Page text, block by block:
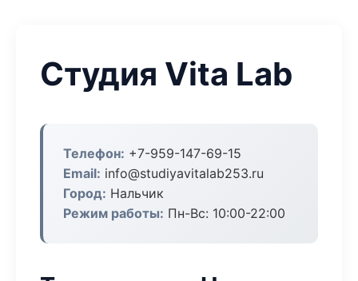
Студия Vita Lab
Телефон: +7-959-147-69-15
Email: info@studiyavitalab253.ru
Город: Нальчик
Режим работы: Пн-Вс: 10:00-22:00